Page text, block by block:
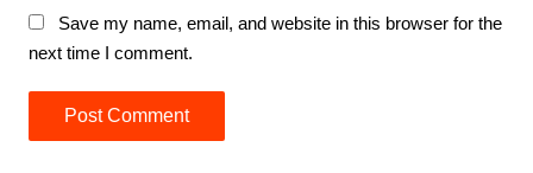
Save my name, email, and website in this browser for the
next time I comment.